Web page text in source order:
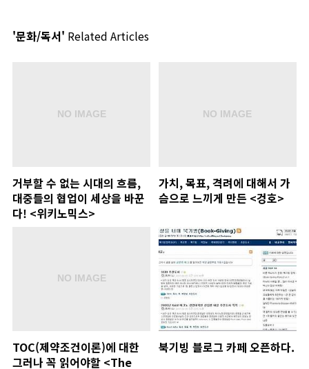
'문화/독서' Related Articles
거부할 수 없는 시대의 흐름,
대중들의 협업이 세상을 바꾼
다! <위키노믹스>
가치, 목표, 격려에 대해서 가
슴으로 느끼게 만든 <겅호>
TOC(제약조건이론)에 대한
그러나 꼭 읽어야할 <The
북기빙 블로그 카페 오픈하다.